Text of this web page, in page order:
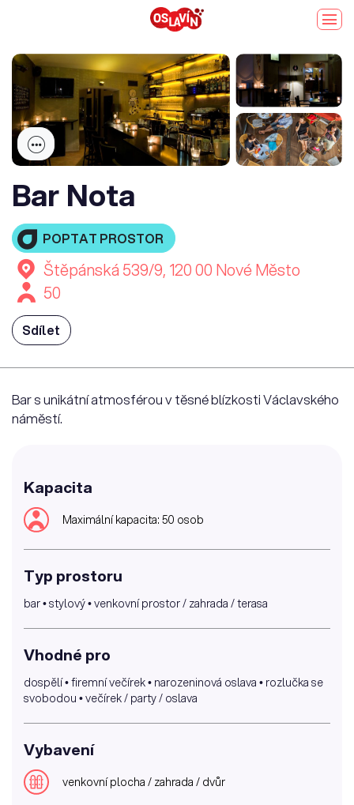
Bar Nota
POPTAT PROSTOR
Štěpánská 539/9, 120 00 Nové Město
50
Sdílet
Bar s unikátní atmosférou v těsné blízkosti Václavského
náměstí.
Kapacita
Maximální kapacita: 50 osob
Typ prostoru
bar • stylový • venkovní prostor / zahrada / terasa
Vhodné pro
dospělí • firemní večírek • narozeninová oslava • rozlučka se
svobodou • večírek / party / oslava
Vybavení
venkovní plocha / zahrada / dvůr